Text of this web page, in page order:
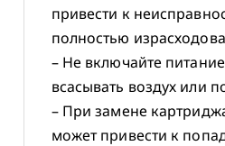
привести к
полностью
– Не включайте
всасывать воздух или
– При замене
может привести к